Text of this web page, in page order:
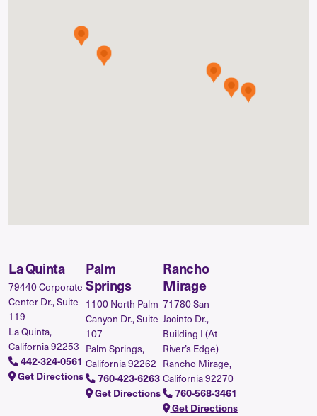
La Quinta
79440 Corporate
Center Dr., Suite
119
La Quinta,
California 92253
442-324-0561
Get Directions
Palm
Springs
1100 North Palm
Canyon Dr., Suite
107
Palm Springs,
California 92262
760-423-6263
Get Directions
Rancho
Mirage
71780 San
Jacinto Dr.,
Building I (At
River’s Edge)
Rancho Mirage,
California 92270
760-568-3461
Get Directions